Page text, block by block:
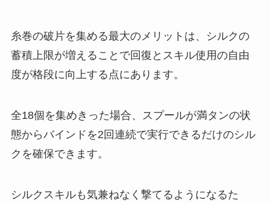
糸巻の破片を集める最大のメリットは、シルクの
蓄積上限が増えることで回復とスキル使用の自由
度が格段に向上する点にあります。
全18個を集めきった場合、スプールが満タンの状
態からバインドを2回連続で実行できるだけのシル
クを確保できます。
シルクスキルも気兼ねなく撃てるようになるた